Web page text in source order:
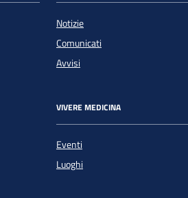
Notizie
Comunicati
Avvisi
VIVERE MEDICINA
Eventi
Luoghi